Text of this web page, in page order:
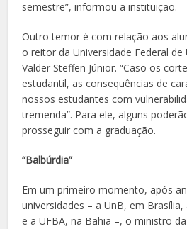
semestre”, informou a instituição.
Outro temor é com relação aos
o reitor da Universidade Federal de
Valder Steffen Júnior. “Caso os
estudantil, as consequências de
nossos estudantes com
tremenda”. Para ele, alguns
prosseguir com a graduação.
“Balbúrdia”
Em um primeiro momento, após
universidades – a UnB, em Brasília,
e a UFBA, na Bahia –, o ministro